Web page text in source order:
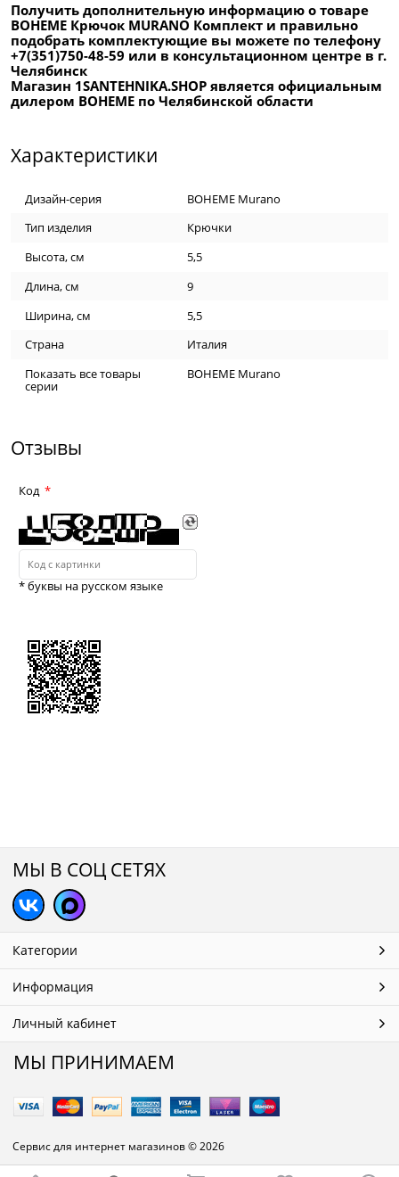
Получить дополнительную информацию о товаре
BOHEME Крючок MURANO Комплект и правильно
подобрать комплектующие вы можете по телефону
+7(351)750-48-59 или в консультационном центре в г.
Челябинск
Магазин 1SANTEHNIKA.SHOP является официальным
дилером BOHEME по Челябинской области
Характеристики
Дизайн-серия
BOHEME Murano
Тип изделия
Крючки
Высота, см
5,5
Длина, см
9
Ширина, см
5,5
Страна
Италия
Показать все товары
серии
BOHEME Murano
Отзывы
Код
* буквы на русском языке
МЫ В СОЦ СЕТЯХ
Категории
Информация
Личный кабинет
МЫ ПРИНИМАЕМ
Сервис для интернет магазинов© 2026